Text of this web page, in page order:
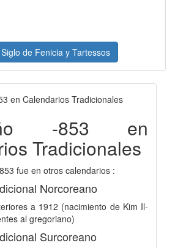
de Fenicia y Tartessos
-853 en
Tradicionales
fue en otros calendarios :
Norcoreano
a 1912 (nacimiento de Kim Il-
al gregoriano)
Surcoreano